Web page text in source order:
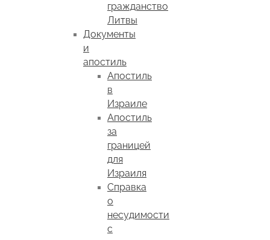
гражданство
Литвы
Документы
и
апостиль
Апостиль
в
Израиле
Апостиль
за
границей
для
Израиля
Справка
о
несудимости
с